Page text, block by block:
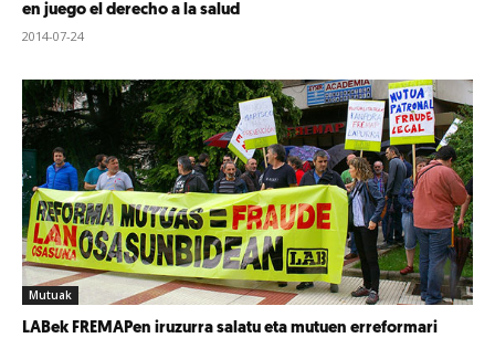
en juego el derecho a la salud
2014-07-24
Mutuak
LABek FREMAPen iruzurra salatu eta mutuen erreformari